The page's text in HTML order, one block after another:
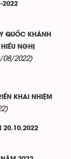
2022
QUỐC KHÁNH
NGHỊ
08/2022)
KHAI NHIỆM
20.10.2022